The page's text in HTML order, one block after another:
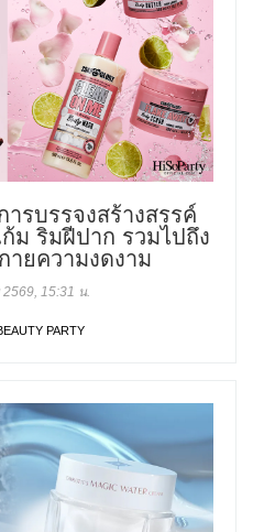
รบรรจงสร้างสรรค์
ม ริมฝีปาก รวมไปถึง
ายความงดงาม
15:31 น.
PARTY